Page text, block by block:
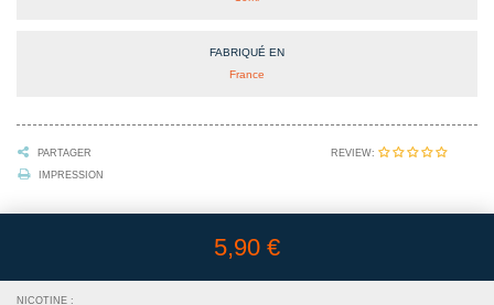
FABRIQUÉ EN
France
PARTAGER
IMPRESSION
REVIEW:
5,90 €
NICOTINE :